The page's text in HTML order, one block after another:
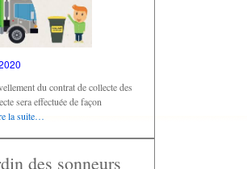
du contrat de collecte des
sera effectuée de façon
la suite…
des sonneurs